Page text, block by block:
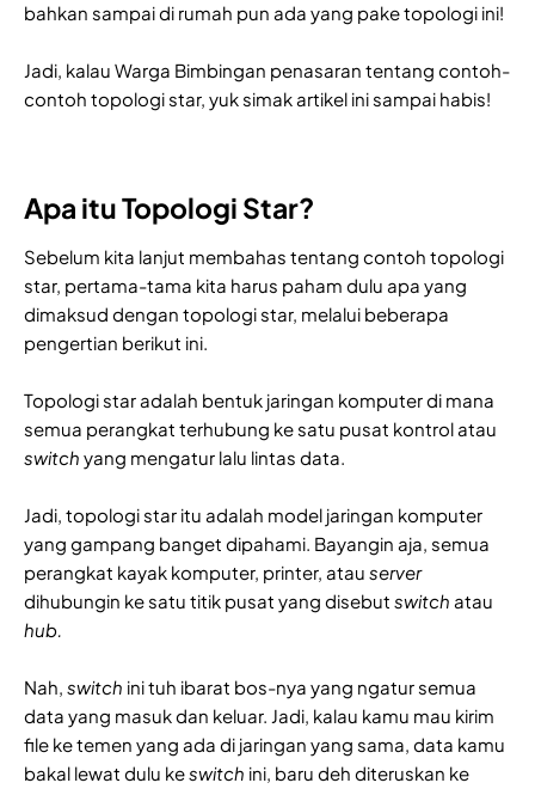
bahkan sampai di rumah pun ada yang pake topologi ini!
Jadi, kalau Warga Bimbingan penasaran tentang contoh-
contoh topologi star, yuk simak artikel ini sampai habis!
Apa itu Topologi Star?
Sebelum kita lanjut membahas tentang contoh topologi
star, pertama-tama kita harus paham dulu apa yang
dimaksud dengan topologi star, melalui beberapa
pengertian berikut ini.
Topologi star adalah bentuk jaringan komputer di mana
semua perangkat terhubung ke satu pusat kontrol atau
switch yang mengatur lalu lintas data.
Jadi, topologi star itu adalah model jaringan komputer
yang gampang banget dipahami. Bayangin aja, semua
perangkat kayak komputer, printer, atau server
dihubungin ke satu titik pusat yang disebut switch atau
hub.
Nah, switch ini tuh ibarat bos-nya yang ngatur semua
data yang masuk dan keluar. Jadi, kalau kamu mau kirim
file ke temen yang ada di jaringan yang sama, data kamu
bakal lewat dulu keswitch ini, baru deh diteruskan ke